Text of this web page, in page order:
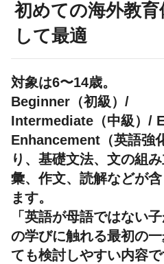
初めての海外教育
して最適
対象は6〜14歳。
Beginner（初級）/
Intermediate（中級）/
Enhancement（英語強
り、基礎文法、文の組
彙、作文、読解などが
ます。
「英語が母語ではない
の学びに触れる最初の
ても検討しやすい内容で